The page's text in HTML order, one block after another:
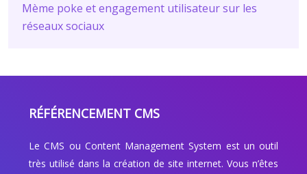
Mème poke et engagement utilisateur sur les
réseaux sociaux
RÉFÉRENCEMENT CMS
Le CMS ou Content Management System est un outil
très utilisé dans la création de site internet. Vous n’êtes